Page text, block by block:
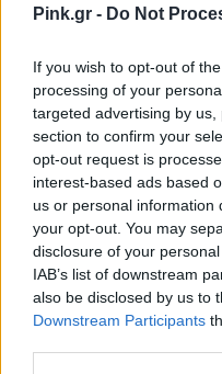
Pink.gr - Do Not
If you wish to opt-out of
processing of your
targeted advertising by
section to confirm your
opt-out request is
interest-based ads based
us or personal information
your opt-out. You may
disclosure of your
IAB’s list of downstream
also be disclosed by us to
Downstream Participants
Ακολουθήστε το
μάθετε πρώτοι τα πιο
Ακολουθήστε το